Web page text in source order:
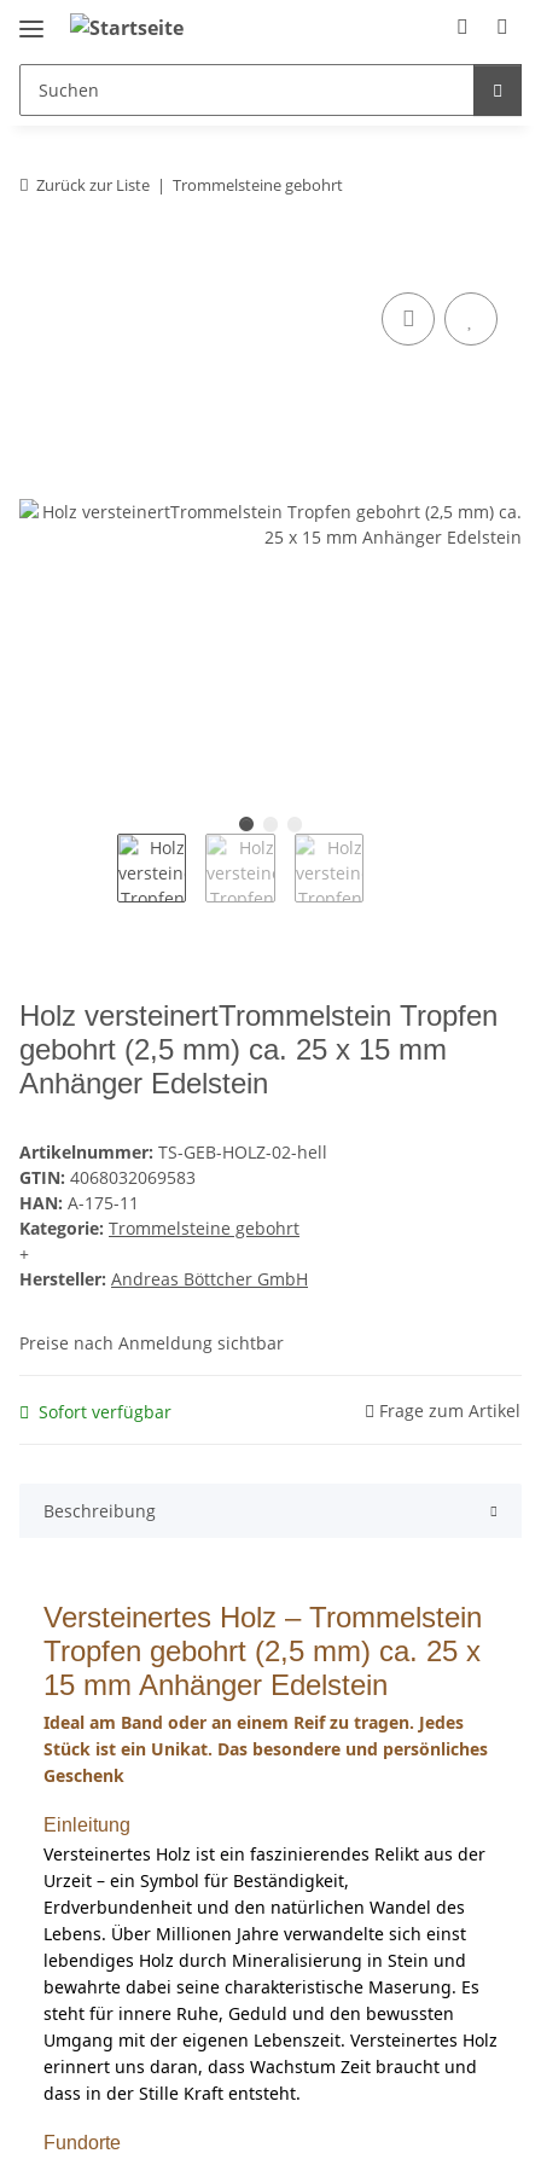
Zurück zur Liste Trommelsteine gebohrt
Holz versteinertTrommelstein Tropfen
gebohrt (2,5 mm) ca. 25 x 15 mm
Anhänger Edelstein
Artikelnummer: TS-GEB-HOLZ-02-hell
GTIN: 4068032069583
HAN: A-175-11
Kategorie: Trommelsteine gebohrt
+
Hersteller: Andreas Böttcher GmbH
Preise nach Anmeldung sichtbar
Sofort verfügbar Frage zum Artikel
Beschreibung
Versteinertes Holz – Trommelstein
Tropfen gebohrt (2,5 mm) ca. 25 x
15 mm Anhänger Edelstein
Ideal am Band oder an einem Reif zu tragen. Jedes
Stück ist ein Unikat. Das besondere und persönliches
Geschenk
Einleitung
Versteinertes Holz ist ein faszinierendes Relikt aus der
Urzeit – ein Symbol für Beständigkeit,
Erdverbundenheit und den natürlichen Wandel des
Lebens. Über Millionen Jahre verwandelte sich einst
lebendiges Holz durch Mineralisierung in Stein und
bewahrte dabei seine charakteristische Maserung. Es
steht für innere Ruhe, Geduld und den bewussten
Umgang mit der eigenen Lebenszeit. Versteinertes Holz
erinnert uns daran, dass Wachstum Zeit braucht und
dass in der Stille Kraft entsteht.
Fundorte